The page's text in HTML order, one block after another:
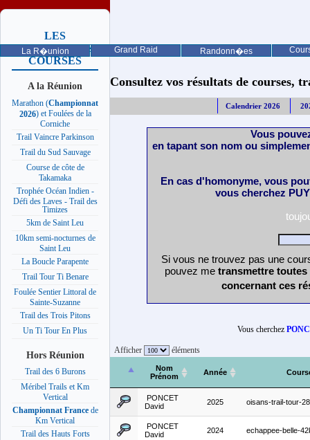
La R�union Grand Raid Randonn�es
LES
PROCHAINES
COURSES
A la Réunion
Marathon (Championnat
2026) et Foulées de la
Corniche
Trail Vaincre Parkinson
Trail du Sud Sauvage
Course de côte de
Takamaka
Trophée Océan Indien -
Défi des Laves - Trail des
Timizes
5km de Saint Leu
10km semi-nocturnes de
Saint Leu
La Boucle Parapente
Trail Tour Ti Benare
Foulée Sentier Littoral de
Sainte-Suzanne
Trail des Trois Pitons
Un Ti Tour En Plus
Hors Réunion
Trail des 6 Burons
Méribel Trails et Km
Vertical
Championnat Francede
Km Vertical
Trail des Hauts Forts
Consultez vos résultats de courses,
Calendrier 2026
Vous
en tapant son nom ou
En cas d'homonyme, vous
vous cherchez
Si vous ne trouvez pas une
pouvez me transmettre
concernant ces
Vous cherchez
Afficher éléments
Nom
Prénom
Année
PONCET
David
2025 oisans-trail-tour-
PONCET
David
2024 echappee-belle-